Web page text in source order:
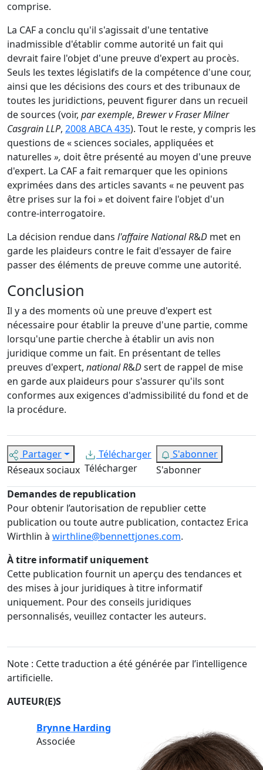
comprise.
La CAF a conclu qu'il s'agissait d'une tentative
inadmissible d'établir comme autorité un fait qui
devrait faire l'objet d'une preuve d'expert au procès.
Seuls les textes législatifs de la compétence d'une cour,
ainsi que les décisions des cours et des tribunaux de
toutes les juridictions, peuvent figurer dans un recueil
de sources (voir, par exemple, Brewer v Fraser Milner
Casgrain LLP, 2008 ABCA 435). Tout le reste, y compris les
questions de « sciences sociales, appliquées et
naturelles », doit être présenté au moyen d'une preuve
d'expert. La CAF a fait remarquer que les opinions
exprimées dans des articles savants « ne peuvent pas
être prises sur la foi » et doivent faire l'objet d'un
contre-interrogatoire.
La décision rendue dans l'affaire National R&D met en
garde les plaideurs contre le fait d'essayer de faire
passer des éléments de preuve comme une autorité.
Conclusion
Il y a des moments où une preuve d'expert est
nécessaire pour établir la preuve d'une partie, comme
lorsqu'une partie cherche à établir un avis non
juridique comme un fait. En présentant de telles
preuves d'expert, national R&Dsert de rappel de mise
en garde aux plaideurs pour s'assurer qu'ils sont
conformes aux exigences d'admissibilité du fond et de
la procédure.
Partager
Réseaux sociaux
Télécharger
Télécharger
S'abonner
S'abonner
Demandes de republication
Pour obtenir l’autorisation de republier cette
publication ou toute autre publication, contactez Erica
Wirthlin à wirthline@bennettjones.com.
À titre informatif uniquement
Cette publication fournit un aperçu des tendances et
des mises à jour juridiques à titre informatif
uniquement. Pour des conseils juridiques
personnalisés, veuillez contacter les auteurs.
Note : Cette traduction a été générée par l’intelligence
artificielle.
AUTEUR(E)S
Brynne Harding
Associée